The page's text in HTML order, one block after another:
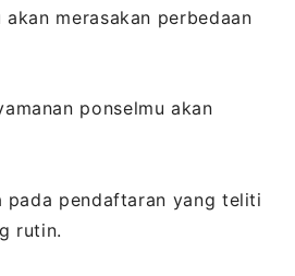
merasakan perbedaan
ponselmu akan
pada pendaftaran yang teliti
rutin.